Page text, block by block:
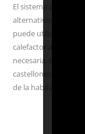
El sistema DCM-
alternativo para
puede utilizar como
calefactor al tiempo
necesaria. Basta
castellones de
de la habitación.